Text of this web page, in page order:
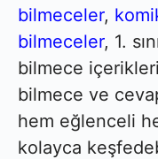
bilmeceler,
bilmeceler, 1.
bilmece
bilmece ve
hem eğlenceli
kolayca